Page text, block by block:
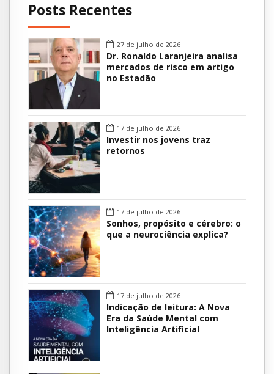
Posts Recentes
27 de julho de 2026
Dr. Ronaldo Laranjeira analisa
mercados de risco em artigo
no Estadão
17 de julho de 2026
Investir nos jovens traz
retornos
17 de julho de 2026
Sonhos, propósito e cérebro: o
que a neurociência explica?
17 de julho de 2026
Indicação de leitura: A Nova
Era da Saúde Mental com
Inteligência Artificial